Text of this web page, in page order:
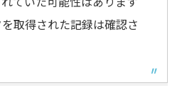
取得された記録は確認さ